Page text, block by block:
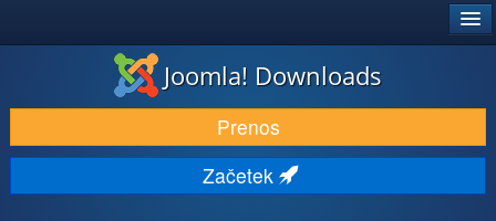
PRENESI IN RAZŠIRI
ODKRIJTE & IZVEJTE
SKUPNOST IN PODPORA
Joomla! Downloads
Prenos
Začetek